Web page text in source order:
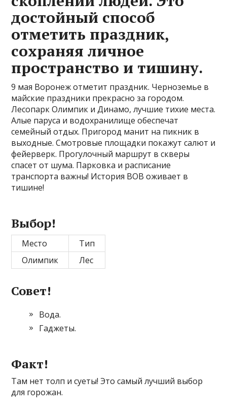
достойный способ
отметить праздник,
сохраняя личное
пространство и тишину.
9 мая Воронеж отметит праздник. Черноземье в
майские праздники прекрасно за городом.
Лесопарк Олимпик и Динамо, лучшие тихие места.
Алые паруса и водохранилище обеспечат
семейный отдых. Пригород манит на пикник в
выходные. Смотровые площадки покажут салют и
фейерверк. Прогулочный маршрут в скверы
спасет от шума. Парковка и расписание
транспорта важны! История ВОВ оживает в
тишине!
Выбор!
Место
Тип
Олимпик
Лес
Совет!
Вода.
Гаджеты.
Факт!
Там нет толп и суеты! Это самый лучший выбор
для горожан.